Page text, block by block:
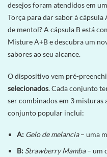
desejos foram atendidos em
Torça para dar sabor à
de mentol? A cápsula B está
Misture A+B e descubra um
saboresao seu alcance.
O dispositivo vem pré-
selecionados. Cada conjunto
ser combinados em 3 misturas
conjunto popular inclui:
A: Gelo de melancia– uma
B: Strawberry Mamba– um